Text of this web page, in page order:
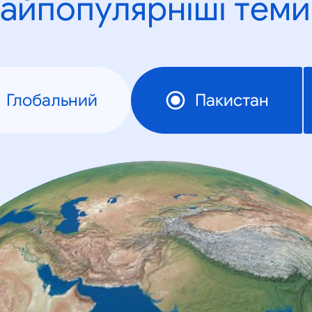
Глобальний Пакистан